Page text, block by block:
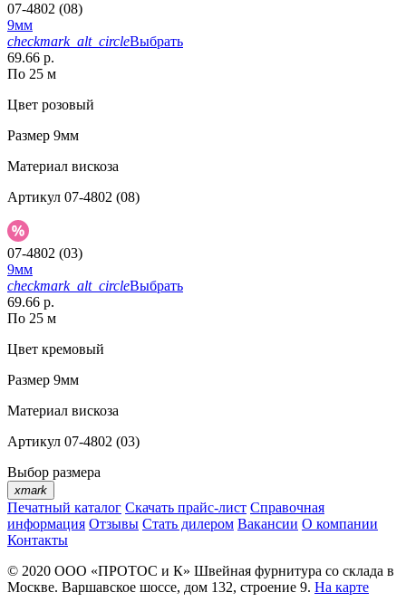
07-4802 (08)
9мм
checkmark_alt_circleВыбрать
69.66 р.
По 25 м
Цвет розовый
Размер 9мм
Материал вискоза
Артикул 07-4802 (08)
07-4802 (03)
9мм
checkmark_alt_circleВыбрать
69.66 р.
По 25 м
Цвет кремовый
Размер 9мм
Материал вискоза
Артикул 07-4802 (03)
Выбор размера
xmark
Печатный каталог Скачать прайс-лист Справочная
информация Отзывы Стать дилером Вакансии О компании
Контакты
© 2020 ООО «ПРОТОС и К» Швейная фурнитура со склада в
Москве. Варшавское шоссе, дом 132, строение 9. На карте